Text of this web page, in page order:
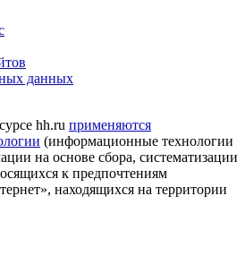
данных
hh.ru применяются
(информационные технологии
на основе сбора, систематизации
к предпочтениям
находящихся на территории